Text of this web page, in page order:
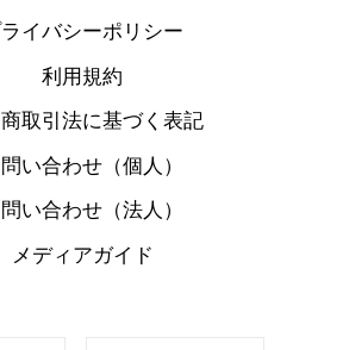
イバシーポリシー
利用規約
取引法に基づく表記
い合わせ（個人）
い合わせ（法人）
メディアガイド